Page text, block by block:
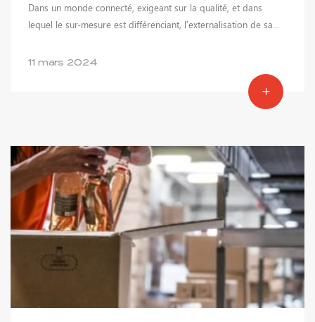
ACTUALITÉS
CONTACT
Dans un monde connecté, exigeant sur la qualité, et dans
lequel le sur-mesure est différenciant, l’externalisation de sa...
11 mars 2024